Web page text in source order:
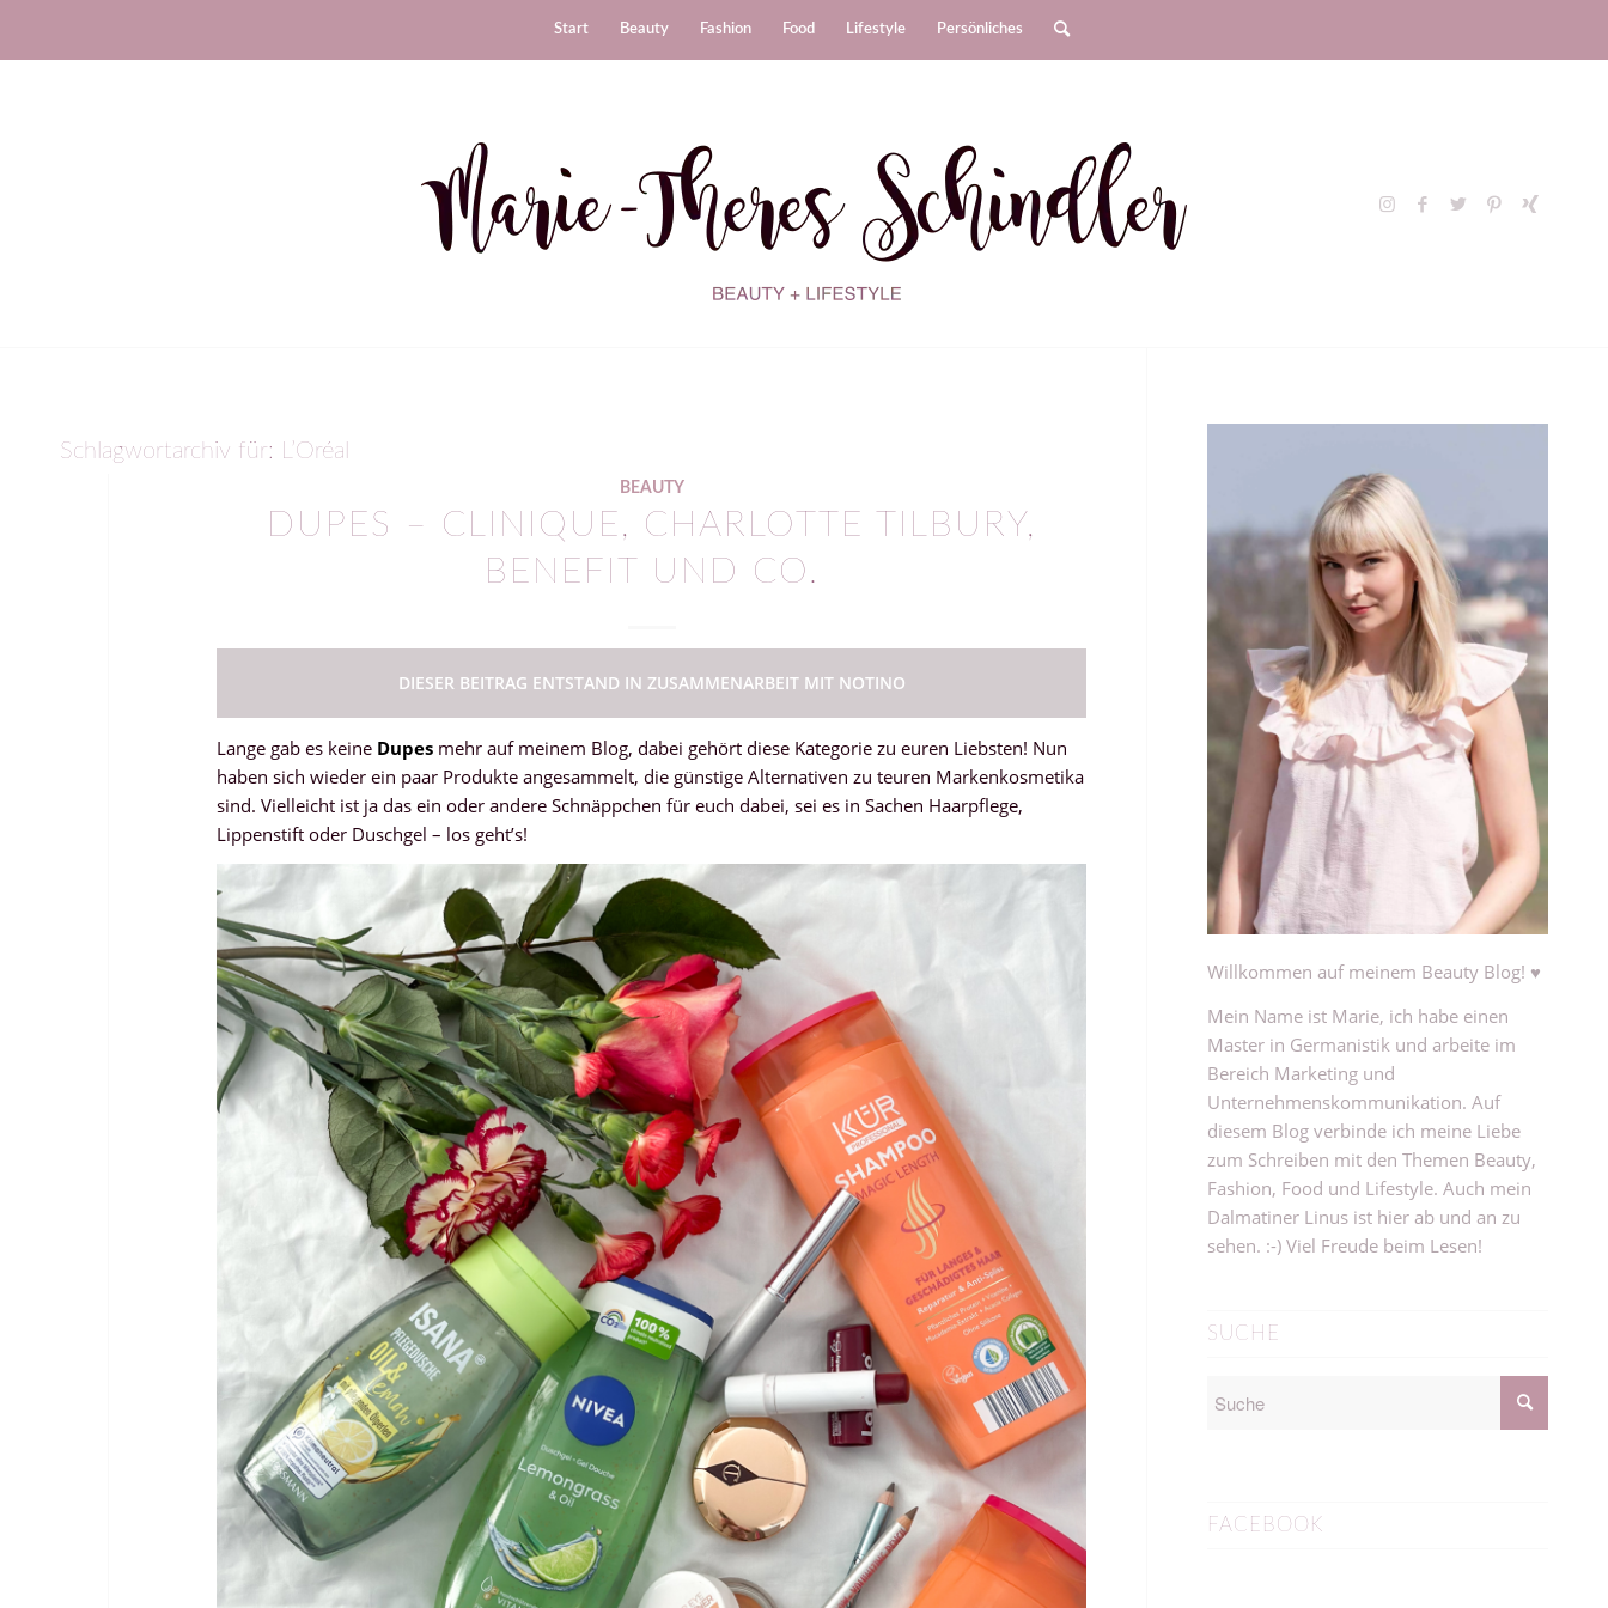
Start Beauty Fashion Food Lifestyle Persönliches
Schlagwortarchiv für: L’Oréal
BEAUTY
DUPES – CLINIQUE, CHARLOTTE TILBURY,
BENEFIT UND CO.
DIESER BEITRAG ENTSTAND IN ZUSAMMENARBEIT MIT NOTINO
Lange gab es keine Dupes mehr auf meinem Blog, dabei gehört diese Kategorie zu euren Liebsten! Nun
haben sich wieder ein paar Produkte angesammelt, die günstige Alternativen zu teuren Markenkosmetika
sind. Vielleicht ist ja das ein oder andere Schnäppchen für euch dabei, sei es in Sachen Haarpflege,
Lippenstift oder Duschgel – los geht’s!
Willkommen auf meinem Beauty Blog! ♥
Mein Name ist Marie, ich habe einen
Master in Germanistik und arbeite im
Bereich Marketing und
Unternehmenskommunikation. Auf
diesem Blog verbinde ich meine Liebe
zum Schreiben mit den Themen Beauty,
Fashion, Food und Lifestyle. Auch mein
Dalmatiner Linus ist hier ab und an zu
sehen. :-) Viel Freude beim Lesen!
SUCHE
FACEBOOK